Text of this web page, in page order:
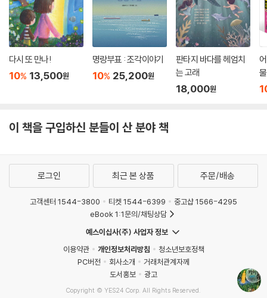
다시 또 만나!
10% 13,500원
명랑부표 : 조각이야기
10% 25,200원
판타지 바다를 헤엄치
는 고래
18,000원
이 책을 구입하신 분들이 산 분야 책
로그인 최근 본 상품 주문/배송
고객센터 1544-3800 티켓 1544-6399
중고샵 1566-4295
eBook 1:1문의/채팅상담
예스이십사(주) 사업자 정보
이용약관
개인정보처리방침
청소년보호정책
PC버전
회사소개
거래처관계자께
도서홍보
광고
Copyright © YES24 Corp. All Rights Reserved.